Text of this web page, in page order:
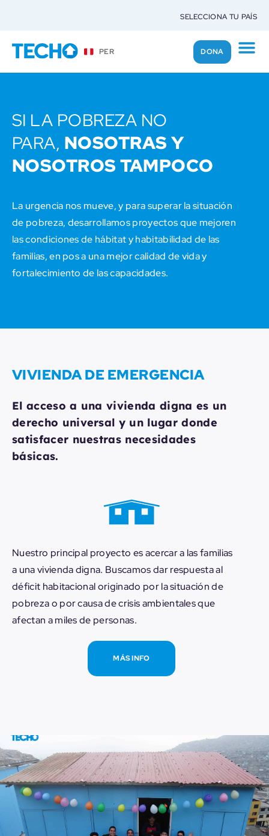
SELECCIONA TU PAÍS
PER DONA
SI LA POBREZA NO
PARA, NOSOTRAS Y
NOSOTROS TAMPOCO
La urgencia nos mueve, y para superar la situación
de pobreza, desarrollamos proyectos que mejoren
las condiciones de hábitat y habitabilidad de las
familias, en pos a una mejor calidad de vida y
fortalecimiento de las capacidades.
VIVIENDA DE EMERGENCIA
El acceso a una vivienda digna es un
derecho universal y un lugar donde
satisfacer nuestras necesidades
básicas.
Nuestro principal proyecto es acercar a las familias
a una vivienda digna. Buscamos dar respuesta al
déficit habitacional originado por la situación de
pobreza o por causa de crisis ambientales que
afectan a miles de personas.
MÁS INFO
– VOLVER
La viviendas de emergencia son prefabricadas